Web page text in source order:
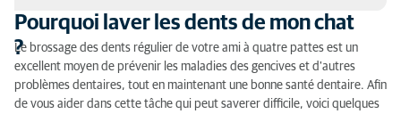
Pourquoi laver les dents de mon chat ?
Quand devrais-je commencer à brosser les dents de
mon chat ?
Pourquoi laver les dents de mon chat
?
Le brossage des dents régulier de votre ami à quatre pattes est un
excellent moyen de prévenir les maladies des gencives et d'autres
problèmes dentaires, tout en maintenant une bonne santé dentaire. Afin
de vous aider dans cette tâche qui peut saverer difficile, voici quelques